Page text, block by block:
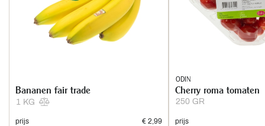
1 KG
Bananen fair trade
prijs
€ 2,99
ODIN
250 GR
Cherry roma tomaten
prijs